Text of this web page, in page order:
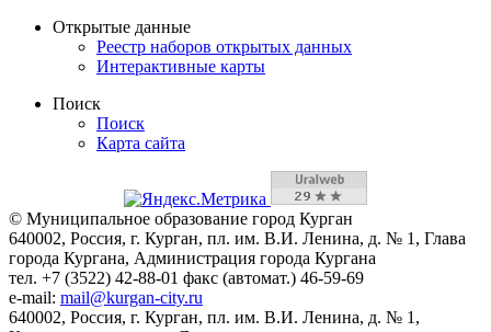
Открытые данные
Реестр наборов открытых данных
Интерактивные карты
Поиск
Поиск
Карта сайта
© Муниципальное образование город Курган
640002, Россия, г. Курган, пл. им. В.И. Ленина, д. № 1, Глава
города Кургана, Администрация города Кургана
тел. +7 (3522) 42-88-01 факс (автомат.) 46-59-69
e-mail: mail@kurgan-city.ru
640002, Россия, г. Курган, пл. им. В.И. Ленина, д. № 1,